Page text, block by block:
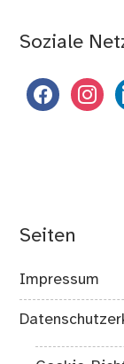
Soziale
facebook
Seiten
Impressum